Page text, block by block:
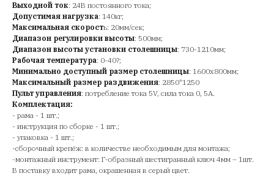
Выходной ток: 24В постоянного тока;
Допустимая нагрузка: 140кг;
Максимальная скорость: 20мм/сек;
Диапазон регулировки высоты: 500мм;
Диапазон высоты установки столешницы: 730-1210мм;
Рабочая температура: 0-40?;
Минимально доступный размер столешницы: 1600х800мм;
Максимальный размер раздвижения: 2850*1250
Пульт управления: потребление тока 5V, сила тока 0, 5А.
Комплектация:
- рама - 1 шт.;
- инструкция по сборке - 1 шт.;
- упаковка - 1 шт.;
-сборочный крепёж: в количестве необходимым для монтажа;
-монтажный инструмент: Г-образный шестигранный ключ 4мм – 1шт.
В поставку входит рама, окрашенная в серый цвет.